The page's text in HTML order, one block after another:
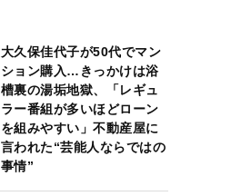
大久保佳代子が50代でマン
ション購入…きっかけは浴
槽裏の湯垢地獄、「レギュ
ラー番組が多いほどローン
を組みやすい」不動産屋に
言われた“芸能人ならではの
事情”